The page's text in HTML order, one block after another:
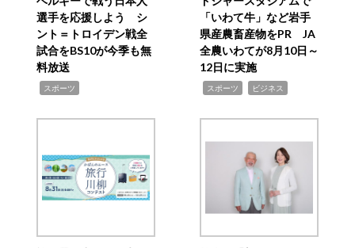
選手を応援しよう シ
ント＝トロイデン戦全
試合をBS10が今季も無
料放送
スポーツ
「いわて牛」など岩手
県産農畜産物をPR JA
全農いわてが8月10日～
12日に実施
スポーツ ビジネス